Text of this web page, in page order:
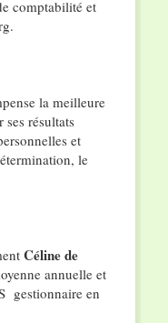
comptabilité et
la meilleure
résultats
et
le
Céline de
annuelle et
gestionnaire en